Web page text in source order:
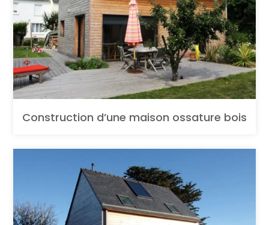
Construction d’une maison ossature bois